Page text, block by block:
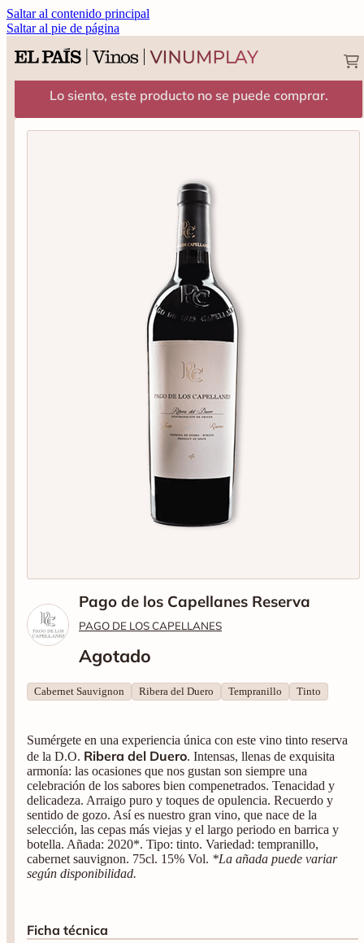
Saltar al contenido principal
Saltar al pie de página
Lo siento, este producto no se puede comprar.
Pago de los Capellanes Reserva
PAGO DE LOS CAPELLANES
Agotado
Cabernet Sauvignon Ribera del Duero Tempranillo Tinto
Sumérgete en una experiencia única con este vino tinto reserva
de la D.O. Ribera del Duero. Intensas, llenas de exquisita
armonía: las ocasiones que nos gustan son siempre una
celebración de los sabores bien compenetrados. Tenacidad y
delicadeza. Arraigo puro y toques de opulencia. Recuerdo y
sentido de gozo. Así es nuestro gran vino, que nace de la
selección, las cepas más viejas y el largo periodo en barrica y
botella. Añada: 2020*. Tipo: tinto. Variedad: tempranillo,
cabernet sauvignon. 75cl. 15% Vol. *La añada puede variar
según disponibilidad.
Ficha técnica